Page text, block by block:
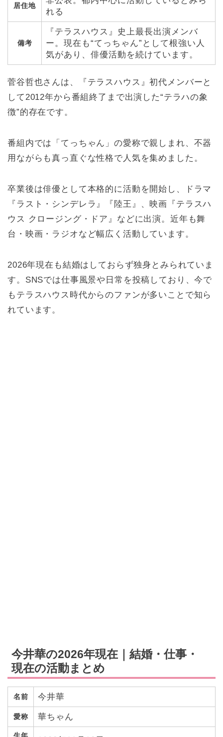
居住地
れる
備考
『テラスハウス』史上最長出演メンバ
ー。現在も“てっちゃん”として根強い人
気があり、俳優活動を続けています。
菅谷哲也さんは、『テラスハウス』初代メンバーと
して2012年から番組終了まで出演した“テラハの象
徴”的存在です。
番組内では「てっちゃん」の愛称で親しまれ、不器
用ながらも真っ直ぐな性格で人気を集めました。
卒業後は俳優として本格的に活動を開始し、ドラマ
『ラスト・シンデレラ』『陸王』、映画『テラスハ
ウス クロージング・ドア』などに出演。近年も舞
台・映画・ラジオなど幅広く活動しています。
2026年現在も結婚はしておらず独身とみられていま
す。SNSでは仕事風景や日常を投稿しており、今で
もテラスハウス時代からのファンが多いことで知ら
れています。
今井華の2026年現在｜結婚・仕事・
現在の活動まとめ
名前 今井華
愛称 華ちゃん
生年